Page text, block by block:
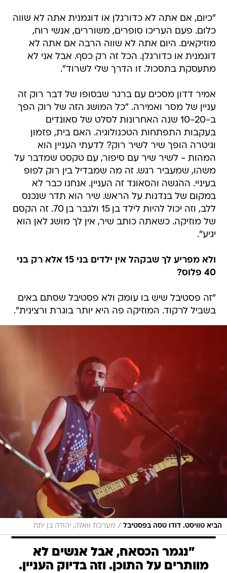
"כיום, אם אתה לא כדורגלן או דוגמנית אתה לא שווה
כלום. פעם העריכו סופרים, משוררים, אנשי רוח,
מוזיקאים. היום אתה לא שווה הרבה אם אתה לא
דוגמנית או כדורגלן. הכל זה רק כסף. אבל אני לא
מתעסקת בתסכול. זו הדרך שלי לשרוד".
אמיר דדון מסכים עם ברגר שבסופו של דבר רוק זה
עניין של מסר ואמירה. "כל המושג הזה של רוק הפך
ב-10-20 שנה האחרונות לסלט של סאונדים
בעקבות התפתחות הטכנולוגיה. האם בית, פזמון
וגיטרה הופך שיר לשיר רוק? לדעתי העניין הוא
המהות - לשיר שיר עם סיפור, עם טקסט שמדבר על
משהו, שמעביר רגש. זה מה שמבדיל בין רוק לפופ
בעיניי. ההגשה והסאונד זה העניין. אנחנו כבר לא
במקום של בנדנות על הראש. שיר הוא תדר שנכנס
ללב, וזה יכול להיות לילד בן 15 ולגבר בן 70. זה הקסם
של מוזיקה. כשאתה כותב שיר, אין לך מושג לאן הוא
יגיע".
ולא מפריע לך שבקהל אין ילדים בני 15 אלא רק בני
40 פלוס?
"זה פסטיבל שיש בו עומק ולא פסטיבל שסתם באים
בשביל לרקוד. המוזיקה פה היא יותר בוגרת ורצינית".
הביא טוויסט. דודו טסה בפסטיבל / מערכת וואלה, יהודה בן יתח
"נגמר הכסאח, אבל אנשים לא
מוותרים על התוכן. וזה בדיוק העניין.